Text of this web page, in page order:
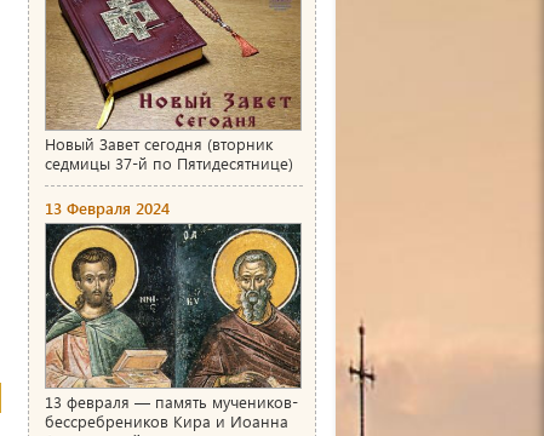
Новый Завет сегодня (вторник
седмицы 37-й по Пятидесятнице)
13 Февраля 2024
13 февраля — память мучеников-
бессребреников Кира и Иоанна